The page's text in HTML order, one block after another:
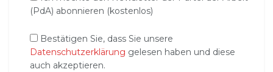
(PdA) abonnieren (kostenlos)
Bestätigen Sie, dass Sie unsere
Datenschutzerklärung gelesen haben und diese
auch akzeptieren.